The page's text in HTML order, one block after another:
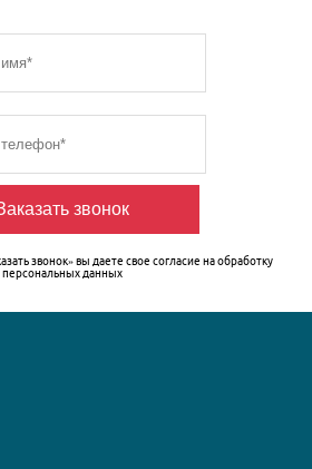
звонок
звонок» вы даете свое согласие наобработку
персональных данных